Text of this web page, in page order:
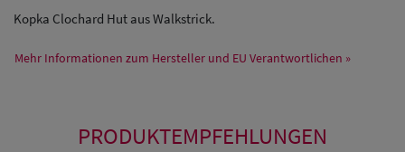
Kopka Clochard Hut aus Walkstrick.
Mehr Informationen zum Hersteller und EU Verantwortlichen »
PRODUKTEMPFEHLUNGEN